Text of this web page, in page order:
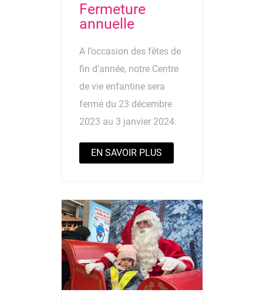
Fermeture
annuelle
A l’occasion des fêtes de
fin d’année, notre Centre
de vie enfantine sera
fermé du 23 décembre
2023 au 3 janvier 2024.
EN SAVOIR PLUS